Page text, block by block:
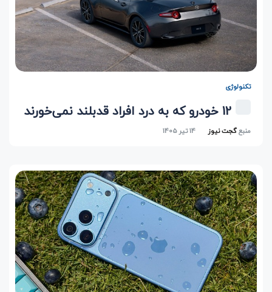
تکنولوژی
12 خودرو که به درد افراد قدبلند نمی‌خورند
منبعگجت نیوز 14 تیر 1405